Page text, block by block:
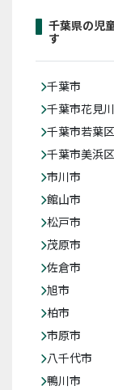
千葉県の児
す
千葉市
千葉市花見
千葉市若葉区
千葉市美浜区
市川市
館山市
松戸市
茂原市
佐倉市
旭市
柏市
市原市
八千代市
鴨川市